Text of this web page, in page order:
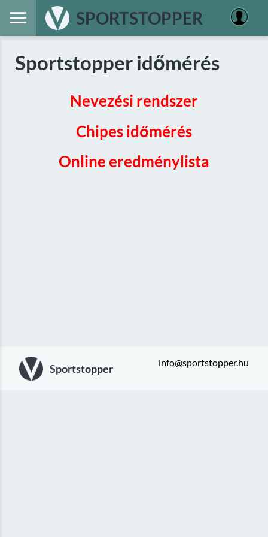
SPORTSTOPPER
Sportstopper időmérés
Nevezési rendszer
Chipes időmérés
Online eredménylista
Sportstopper info@sportstopper.hu